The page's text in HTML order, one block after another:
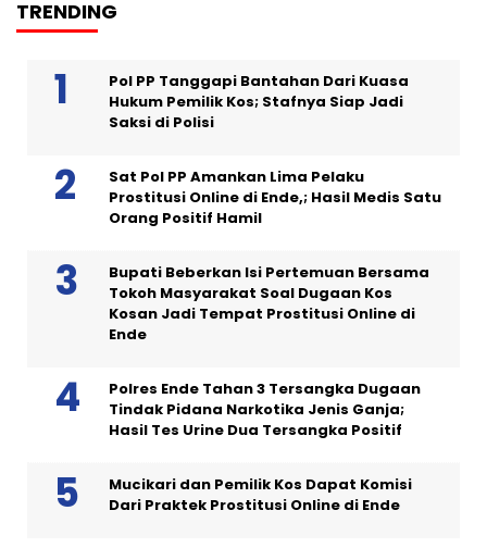
TRENDING
Pol PP Tanggapi Bantahan Dari Kuasa
Hukum Pemilik Kos; Stafnya Siap Jadi
Saksi di Polisi
Sat Pol PP Amankan Lima Pelaku
Prostitusi Online di Ende,; Hasil Medis Satu
Orang Positif Hamil
Bupati Beberkan Isi Pertemuan Bersama
Tokoh Masyarakat Soal Dugaan Kos
Kosan Jadi Tempat Prostitusi Online di
Ende
Polres Ende Tahan 3 Tersangka Dugaan
Tindak Pidana Narkotika Jenis Ganja;
Hasil Tes Urine Dua Tersangka Positif
Mucikari dan Pemilik Kos Dapat Komisi
Dari Praktek Prostitusi Online di Ende